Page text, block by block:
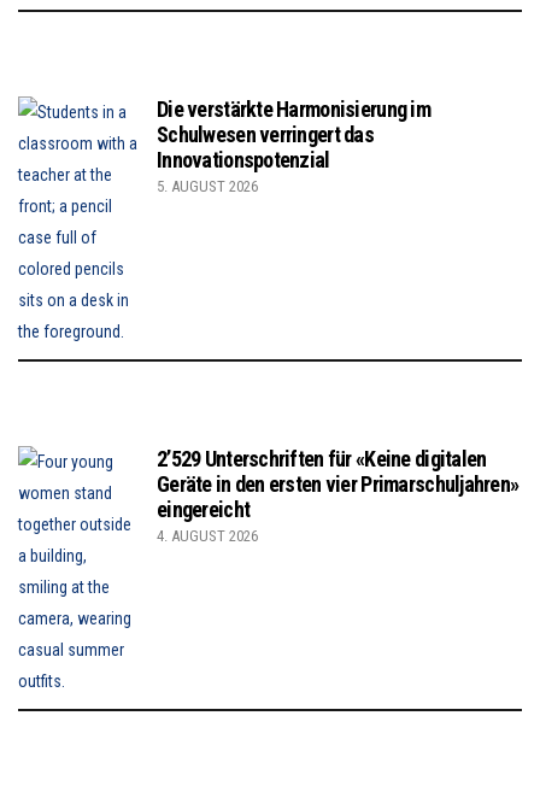
Die verstärkte Harmonisierung im
Schulwesen verringert das
Innovationspotenzial
5. AUGUST 2026
2’529 Unterschriften für «Keine digitalen
Geräte in den ersten vier Primarschuljahren»
eingereicht
4. AUGUST 2026